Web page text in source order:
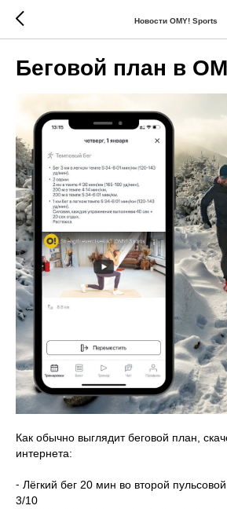
Новости OMY! Sports
Беговой план в
Как обычно выглядит беговой план,
интернета:
⁃ Лёгкий бег 20 мин во второй
3/10